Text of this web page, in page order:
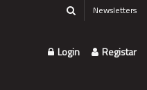
Newsletters
Login Registar